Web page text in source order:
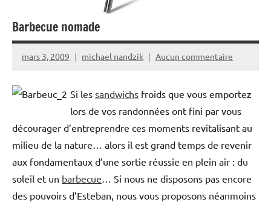
Barbecue nomade
mars 3, 2009 michael nandzik Aucun commentaire
Si les sandwichs froids que vous emportez
lors de vos randonnées ont fini par vous
décourager d’entreprendre ces moments revitalisant au
milieu de la nature… alors il est grand temps de revenir
aux fondamentaux d’une sortie réussie en plein air : du
soleil et un barbecue … Si nous ne disposons pas encore
des pouvoirs d’Esteban, nous vous proposons néanmoins